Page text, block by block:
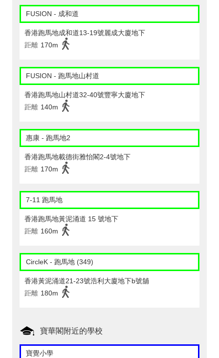
FUSION - 成和道
香港跑馬地成和道13-19號麗成大廈地下
距離 170m
FUSION - 跑馬地山村道
香港跑馬地山村道32-40號豐寧大廈地下
距離 140m
惠康 - 跑馬地2
香港跑馬地載德街雅怡閣2-4號地下
距離 170m
7-11 跑馬地
香港跑馬地黃泥涌道 15 號地下
距離 160m
CircleK - 跑馬地 (349)
香港黃泥涌道21-23號浩利大廈地下b號舖
距離 180m
寶華閣附近的學校
寶覺小學